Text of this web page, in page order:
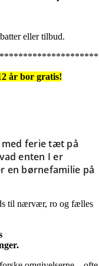
eller tilbud.
år bor gratis!
ferie tæt på
enten I er
en børnefamilie på
til nærvær, ro og fælles